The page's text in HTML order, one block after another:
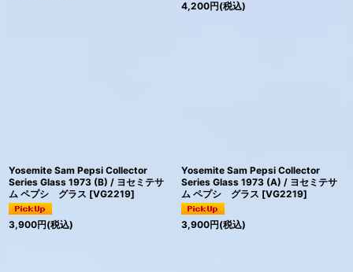
4,200円(税込)
Yosemite Sam Pepsi Collector
Series Glass 1973 (B) / ヨセミテサ
ム ペプシ グラス [VG2219]
3,900円(税込)
Yosemite Sam Pepsi Collector
Series Glass 1973 (A) / ヨセミテサ
ム ペプシ グラス [VG2219]
3,900円(税込)